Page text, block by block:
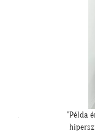
"Példa